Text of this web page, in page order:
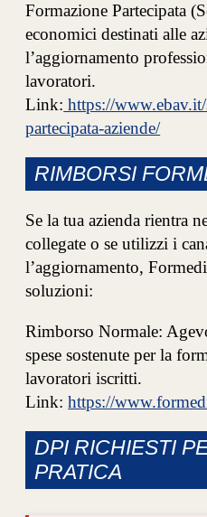
Formazione Partecipata
economici destinati alle
l’aggiornamento
lavoratori.
Link: https://
partecipata-aziende/
RIMBORSI
Se la tua azienda rientra
collegate o se utilizzi i
l’aggiornamento,
soluzioni:
Rimborso Normale:
spese sostenute per la
lavoratori iscritti.
Link:https://
DPI RICHIESTI
PRATICA